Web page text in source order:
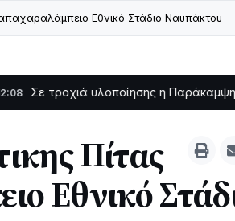
Εθνικό Στάδιο Ναυπάκτου
υλοποίησης η Παράκαμψη του
Πίτας
Εθνικό